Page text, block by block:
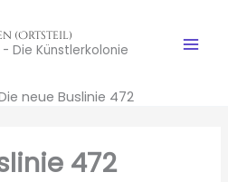
(Ortsteil)
Die Künstlerkolonie
neue Buslinie 472
472